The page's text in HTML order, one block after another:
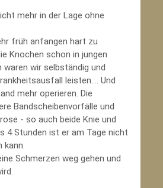
mehr in der Lage ohne
früh anfangen hart zu
Knochen schon in jungen
waren wir selbständig und
leisten.... Und
mehr operieren. Die
Bandscheibenvorfälle und
- so auch beide Knie und
4 Stunden ist er am Tage nicht
kann.
Schmerzen weg gehen und